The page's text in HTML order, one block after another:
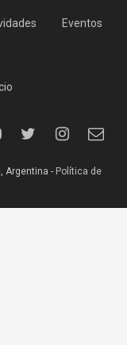
Eventos
Argentina - Política de